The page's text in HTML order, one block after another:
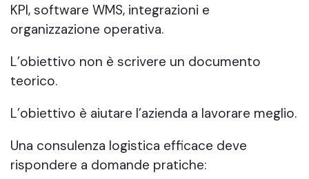
KPI, software WMS, integrazioni e
organizzazione operativa.
L’obiettivo non è scrivere un documento
teorico.
L’obiettivo è aiutare l’azienda a lavorare meglio.
Una consulenza logistica efficace deve
rispondere a domande pratiche: